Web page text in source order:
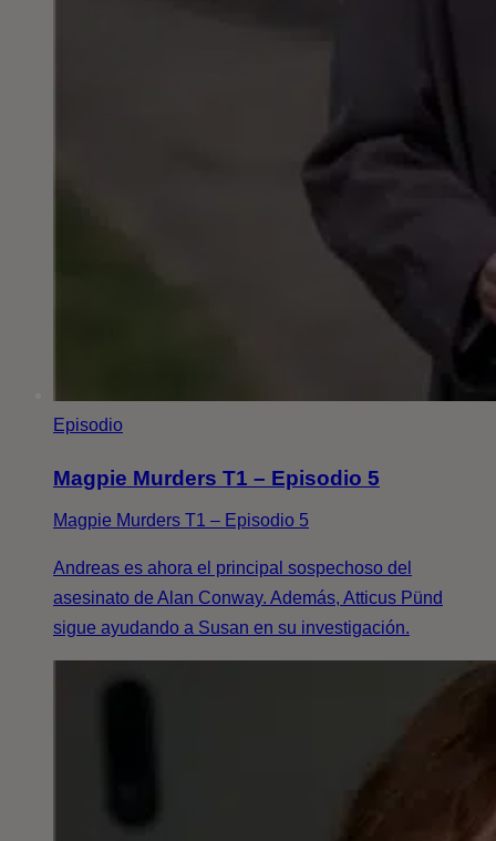
Episodio
Magpie Murders T1 – Episodio 5
Magpie Murders T1 – Episodio 5
Andreas es ahora el principal sospechoso del
asesinato de Alan Conway. Además, Atticus Pünd
sigue ayudando a Susan en su investigación.